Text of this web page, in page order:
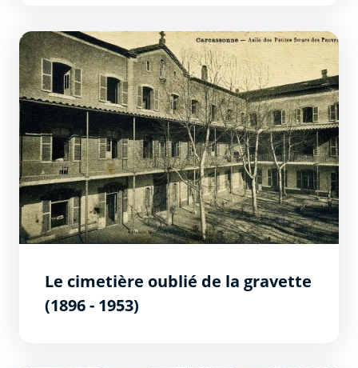
Le cimetière oublié de la gravette (1896 - 1953)
Le cimetière oublié de la gravette
(1896 - 1953)